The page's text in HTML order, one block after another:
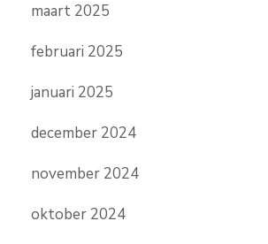
maart 2025
februari 2025
januari 2025
december 2024
november 2024
oktober 2024